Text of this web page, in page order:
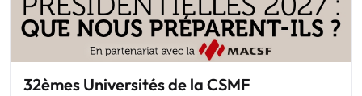
32èmes Universités de la CSMF